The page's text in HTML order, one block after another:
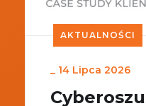
AKTUALNOŚCI
_ 14 Lipca 2026